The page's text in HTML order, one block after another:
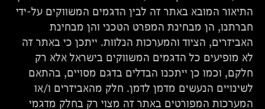
התיאור המובא באתר זה לבין הדגמים המשווקים על-ידי
חברתנו, הן מבחינת המפרט הטכני והן מבחינת
האביזרים, הציוד והמערכות הנלוות. ייתכן כי באתר זה
לא מופיעים כל הדגמים המשווקים בישראל אלא רק
חלקם, וכמו כן ייתכנו הבדלים בדגם מסויים, בהתאם
לשינויים הנעשים מדמן לדמן. חלק מהאביזרים ו/או
המערכות המפורטים באתר זה מצוי רק בחלק מדגמי